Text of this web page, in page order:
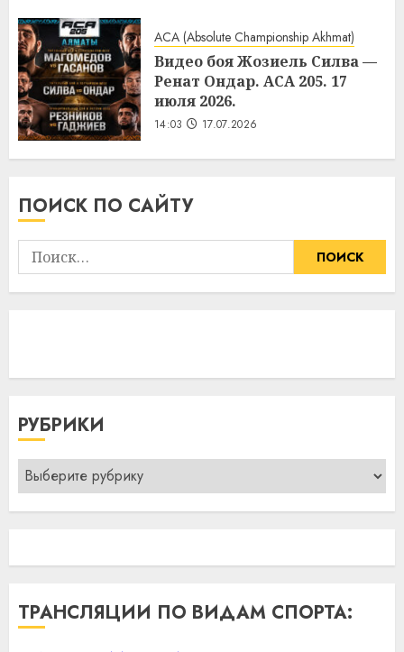
ACA (Absolute Championship Akhmat)
Видео боя Жозиель Силва —
Ренат Ондар. ACA 205. 17
июля 2026.
14:03 17.07.2026
ПОИСК ПО САЙТУ
Найти:
РУБРИКИ
Рубрики
ТРАНСЛЯЦИИ ПО ВИДАМ СПОРТА: